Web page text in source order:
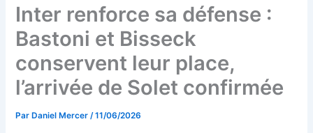
Inter renforce sa défense :
Bastoni et Bisseck
conservent leur place,
l’arrivée de Solet confirmée
Par Daniel Mercer/11/06/2026